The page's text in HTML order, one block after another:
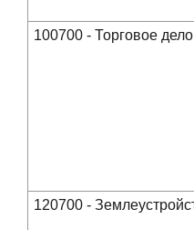
100700 - Торговое дело
120700 -